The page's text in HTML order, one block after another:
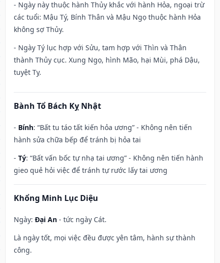
- Ngày này thuộc hành Thủy khắc với hành Hỏa, ngoại trừ
các tuổi: Mậu Tý, Bính Thân và Mậu Ngọ thuộc hành Hỏa
không sợ Thủy.
- Ngày Tý lục hợp với Sửu, tam hợp với Thìn và Thân
thành Thủy cục. Xung Ngọ, hình Mão, hại Mùi, phá Dậu,
tuyệt Tỵ.
Bành Tổ Bách Kỵ Nhật
- Bính: “Bất tu táo tất kiến hỏa ương” - Không nên tiến
hành sửa chữa bếp để tránh bị hỏa tai
- Tý: “Bất vấn bốc tự nhạ tai ương” - Không nên tiến hành
gieo quẻ hỏi việc để tránh tự rước lấy tai ương
Khổng Minh Lục Diệu
Ngày: Đại An - tức ngày Cát.
Là ngày tốt, mọi việc đều được yên tâm, hành sự thành
công.